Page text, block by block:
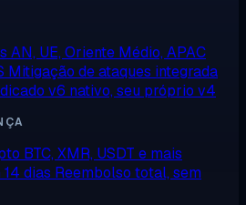
AN, UE, Oriente Médio, APAC
Mitigação de ataques integrada
v6 nativo, seu próprio v4
BTC, XMR, USDT e mais
dias Reembolso total, sem